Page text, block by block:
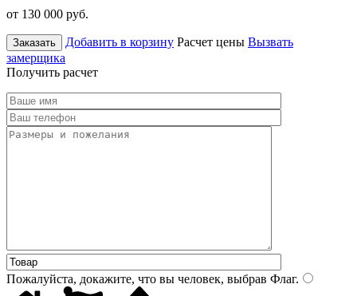
от 130 000 руб.
Заказать Добавить в корзину Расчет цены Вызвать
замерщика
Получить расчет
Пожалуйста, докажите, что вы человек, выбрав Флаг.